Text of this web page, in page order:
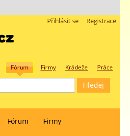
Registrace
Přihlásit se
Fórum Firmy Krádeže Práce
Fórum Firmy